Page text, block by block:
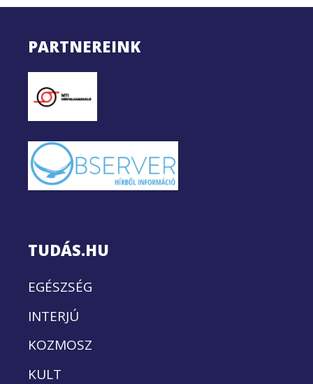
PARTNEREINK
TUDÁS.HU
EGÉSZSÉG
INTERJÚ
KOZMOSZ
KULT